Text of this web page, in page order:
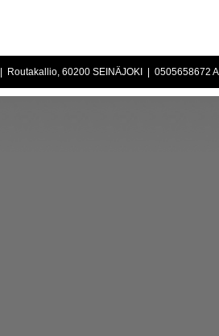
| Routakallio, 60200 SEINÄJOKI | 0505658672